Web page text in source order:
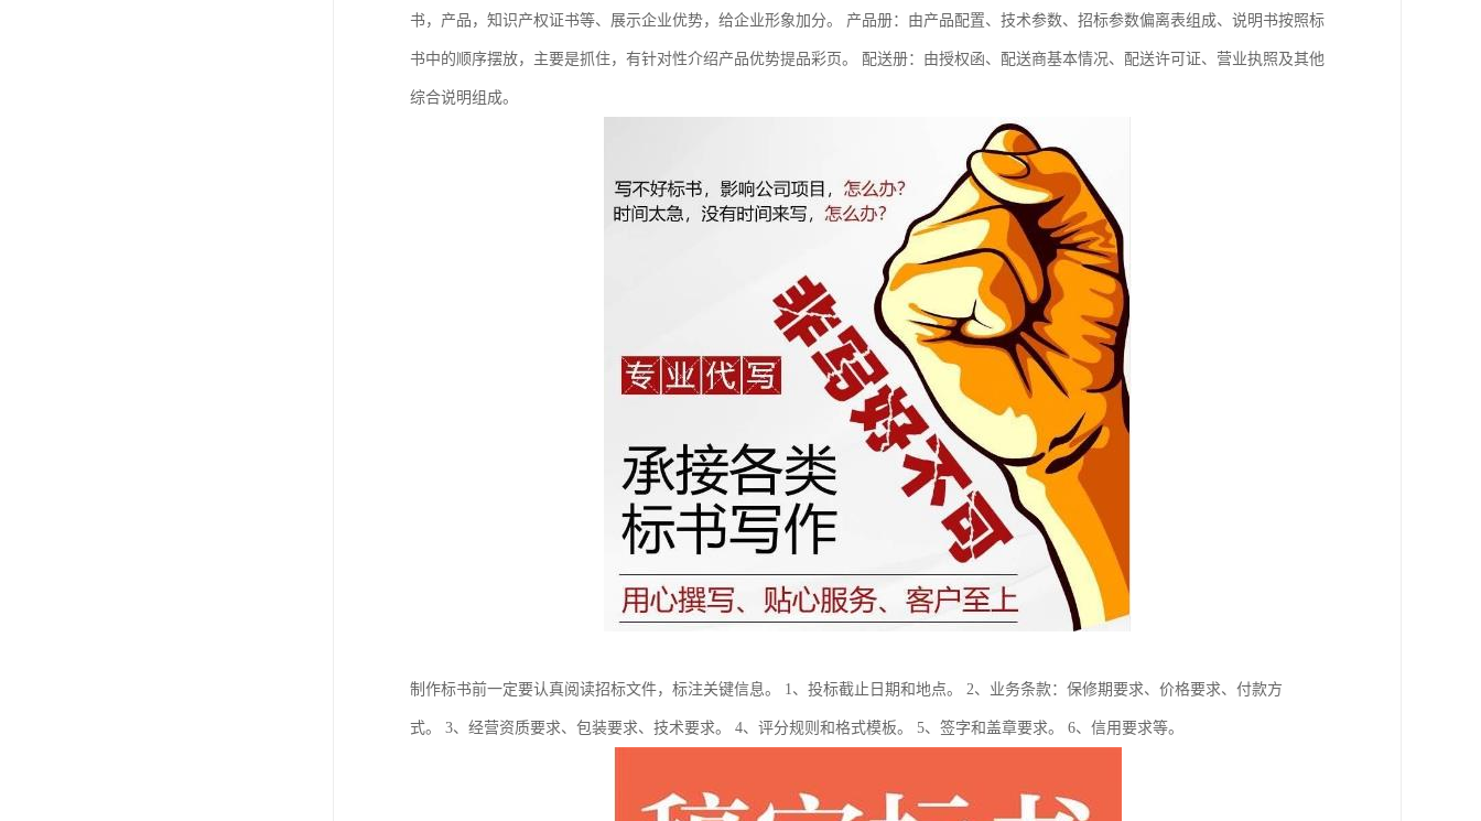
书，产品，知识产权证书等、展示企业优势，给企业形象加分。 产品册：由产品配置、技术参数、招标参数偏离表组成、说明书按照标
书中的顺序摆放，主要是抓住，有针对性介绍产品优势提品彩页。 配送册：由授权函、配送商基本情况、配送许可证、营业执照及其他
综合说明组成。
制作标书前一定要认真阅读招标文件，标注关键信息。 1、投标截止日期和地点。 2、业务条款：保修期要求、价格要求、付款方
式。 3、经营资质要求、包装要求、技术要求。 4、评分规则和格式模板。 5、签字和盖章要求。 6、信用要求等。